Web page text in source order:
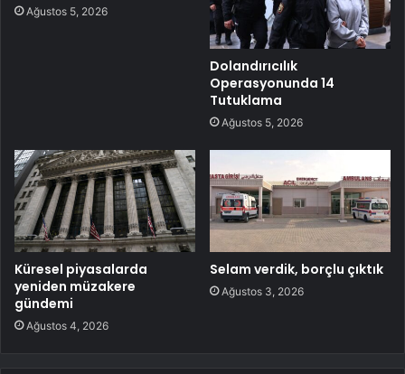
Ağustos 5, 2026
Dolandırıcılık
Operasyonunda 14
Tutuklama
Ağustos 5, 2026
Küresel piyasalarda
yeniden müzakere
gündemi
Ağustos 4, 2026
Selam verdik, borçlu çıktık
Ağustos 3, 2026